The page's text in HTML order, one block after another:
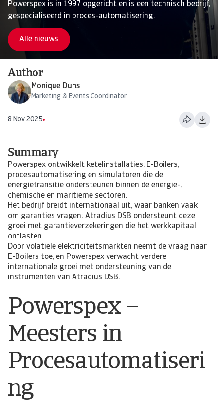
Powerspex is in 1997 opgericht en is een technisch bedrijf,
gespecialiseerd in proces-automatisering.
Alle nieuws
Author
Monique Duns
Marketing & Events Coordinator
8 Nov 2025
Powerspex –
Meesters in
Procesautomatiseri
ng
Summary
Powerspex ontwikkelt ketelinstallaties, E-Boilers,
procesautomatisering en simulatoren die de
energietransitie ondersteunen binnen de energie-,
chemische en maritieme sectoren.
Het bedrijf breidt internationaal uit, waar banken vaak
om garanties vragen; Atradius DSB ondersteunt deze
groei met garantieverzekeringen die het werkkapitaal
ontlasten.
Door volatiele elektriciteitsmarkten neemt de vraag naar
E-Boilers toe, en Powerspex verwacht verdere
internationale groei met ondersteuning van de
instrumenten van Atradius DSB.